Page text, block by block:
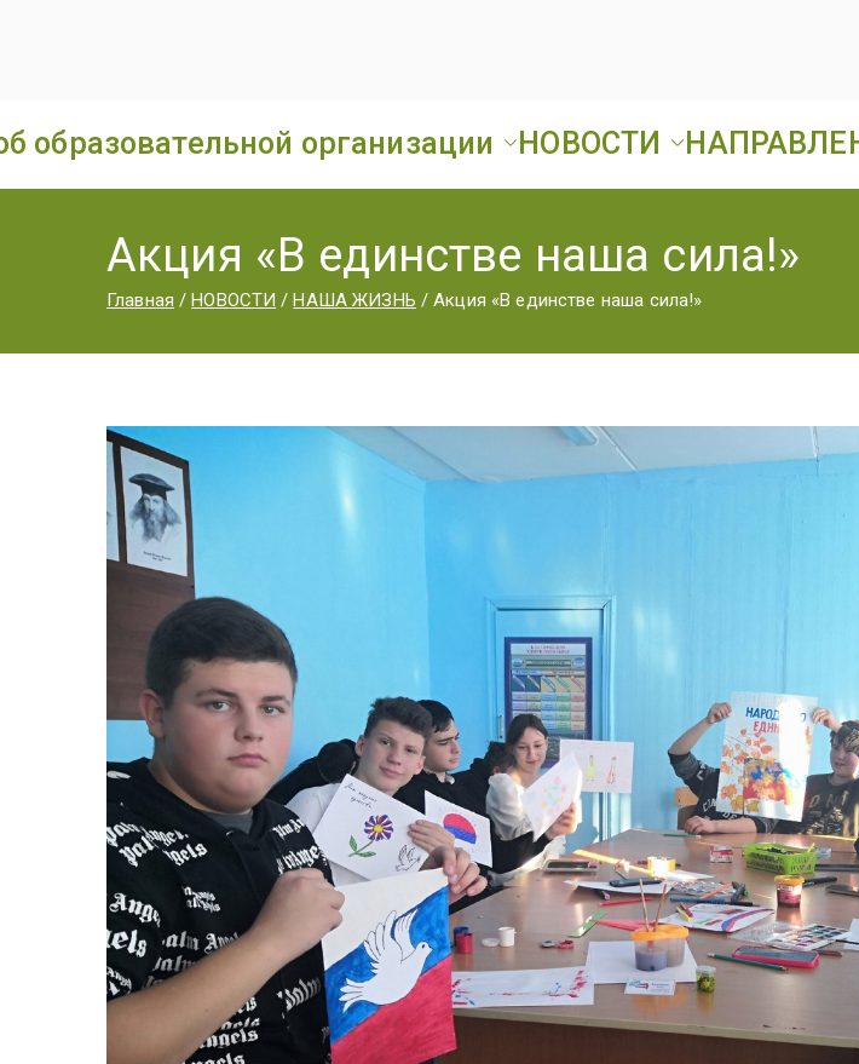
образовательной организации НОВОСТИ
Акция «В единстве наша сила!»
Главная НОВОСТИ НАША ЖИЗНЬ Акция «В единстве наша сила!»